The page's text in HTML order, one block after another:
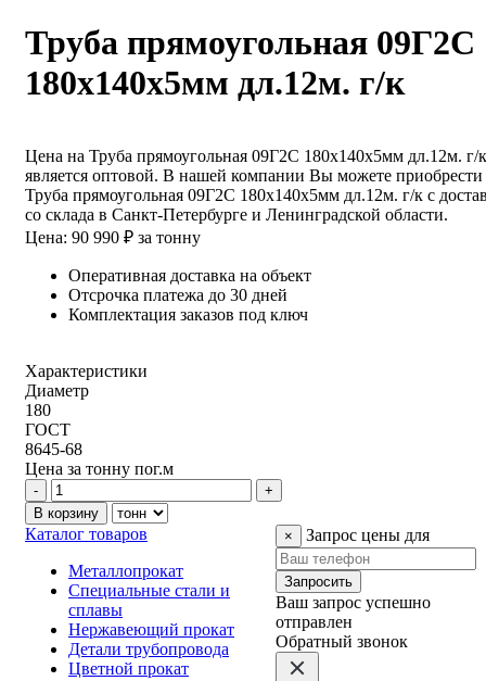
Труба прямоугольная 09Г2С
180х140х5мм дл.12м. г/к
Цена на Труба прямоугольная 09Г2С 180х140х5мм дл.12м. г/к
является оптовой. В нашей компании Вы можете приобрести
Труба прямоугольная 09Г2С 180х140х5мм дл.12м. г/к с
со склада в Санкт-Петербурге и Ленинградской области.
Цена: 90 990 ₽ за тонну
Оперативная доставка на объект
Отсрочка платежа до 30 дней
Комплектация заказов под ключ
Характеристики
Диаметр
180
ГОСТ
8645-68
Цена за тонну пог.м
Каталог товаров
Металлопрокат
Специальные стали и
сплавы
Нержавеющий прокат
Детали трубопровода
Цветной прокат
× Запрос цены для
Запросить
Ваш запрос успешно
отправлен
Обратный звонок